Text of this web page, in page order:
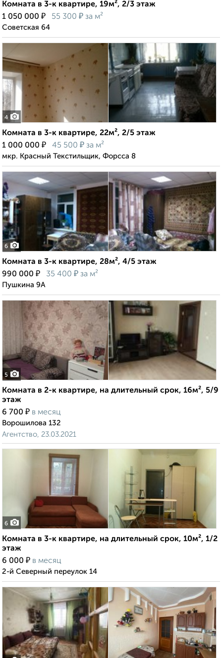
Комната в 3-к квартире, 19м², 2/3 этаж
1 050 000 ₽ 55 300 ₽ за м²
Советская 64
4
Комната в 3-к квартире, 22м², 2/5 этаж
1 000 000 ₽ 45 500 ₽ за м²
мкр. Красный Текстильщик, Форсса 8
6
Комната в 3-к квартире, 28м², 4/5 этаж
990 000 ₽ 35 400 ₽ за м²
Пушкина 9А
5
Комната в 2-к квартире, на длительный срок, 16м², 5/9
этаж
6 700 ₽ в месяц
Ворошилова 132
Агентство, 23.03.2021
6
Комната в 3-к квартире, на длительный срок, 10м², 1/2
этаж
6 000 ₽ в месяц
2-й Северный переулок 14